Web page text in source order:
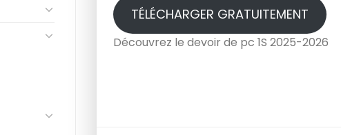
TÉLÉCHARGER GRATUITEMENT
Découvrez le devoir de pc 1S 2025-2026